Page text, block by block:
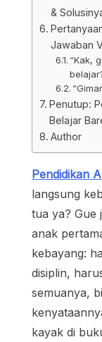
&
Jawaban
“Kak,
Penutup:
Belajar
Author
Pendidikan
langsung
tua ya? Gue
anak
kebayang:
disiplin,
semuanya,
kayak di